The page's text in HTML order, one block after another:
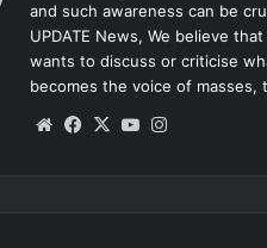
and such awareness can be
UPDATE News, We believe
wants to discuss or criticise
becomes the voice of masses,
WebsiteFacebook
X YouTube